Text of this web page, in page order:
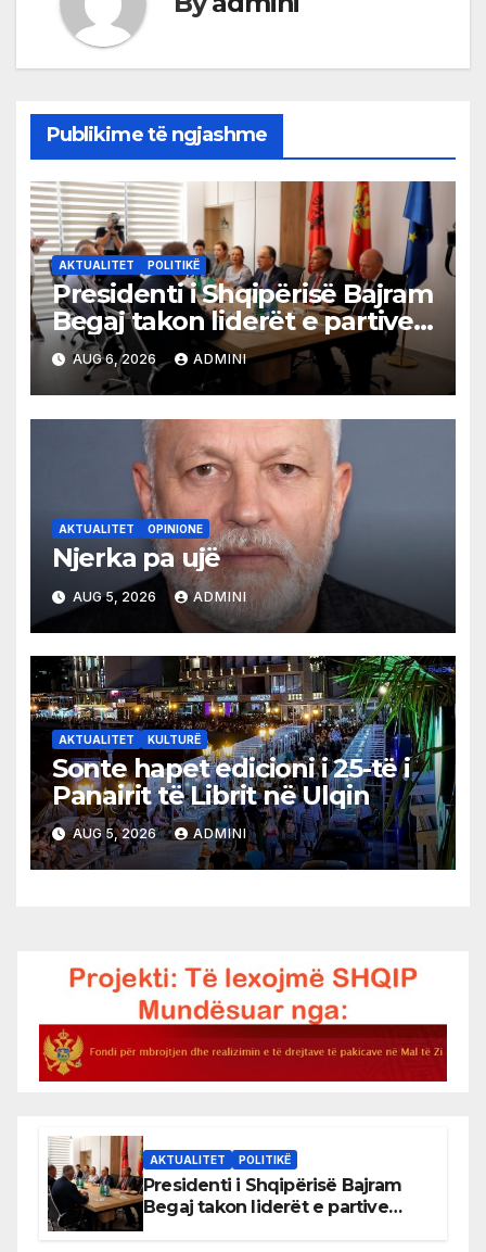
Publikime të ngjashme
AKTUALITET POLITIKË
Presidenti i Shqipërisë Bajram
Begaj takon liderët e partive
shqiptare në Ulqin
AUG 6, 2026 ADMINI
AKTUALITET OPINIONE
Njerka pa ujë
AUG 5, 2026 ADMINI
AKTUALITET KULTURË
Sonte hapet edicioni i 25-të i
Panairit të Librit në Ulqin
AUG 5, 2026 ADMINI
AKTUALITET POLITIKË
Presidenti i Shqipërisë Bajram
Begaj takon liderët e partive